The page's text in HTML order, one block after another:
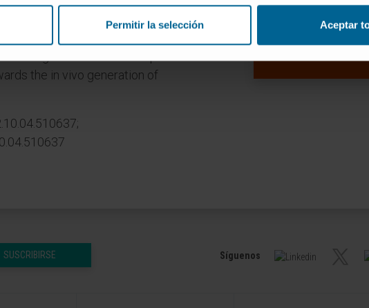
Permitir la selección Aceptar
ablation system for rat-to-mouse
xenogeneic hearts whose
origin. These results represent an
the in vivo generation of
Grupo
SUSCRIBIRSE Síguenos